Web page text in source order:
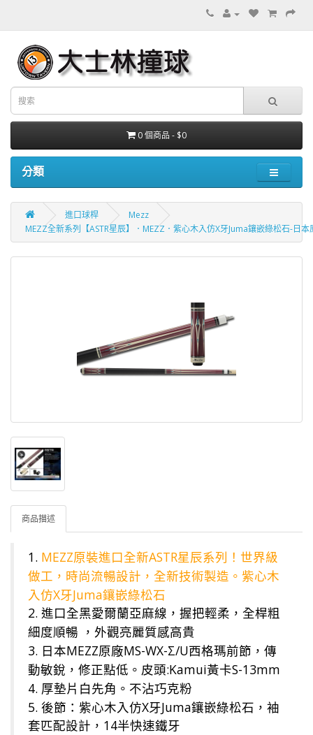
0 個商品 - $0
分類
進口球桿
Mezz
MEZZ全新系列【ASTR星辰】．MEZZ．紫心木入仿X牙Juma鑲嵌綠松石-日
商品描述
1. MEZZ原裝進口全新ASTR星辰系列！世界級
做工，時尚流暢設計，全新技術製造。紫心木
入仿X牙Juma鑲嵌綠松石
2. 進口全黑愛爾蘭亞麻線，握把輕柔，全桿粗
細度順暢 ，外觀亮麗質感高貴
3. 日本MEZZ原廠MS-WX-Σ/U西格瑪前節，傳
動敏銳，修正點低。皮頭:Kamui黃卡S-13mm
4. 厚墊片白先角。不沾巧克粉
5. 後節：紫心木入仿X牙Juma鑲嵌綠松石，袖
套匹配設計，14半快速鐵牙